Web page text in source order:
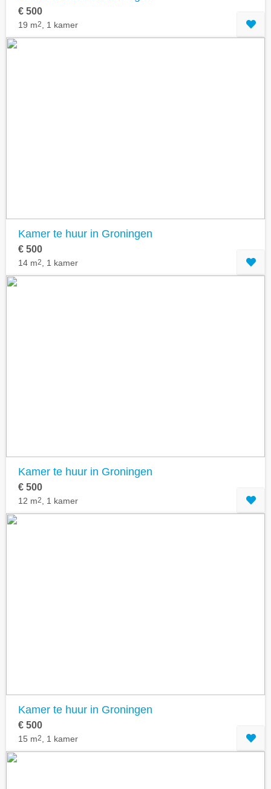
€ 500
19 m2 , 1 kamer
Kamer te huur in Groningen
€ 500
14 m2 , 1 kamer
Kamer te huur in Groningen
€ 500
12 m2 , 1 kamer
Kamer te huur in Groningen
€ 500
15 m2 , 1 kamer